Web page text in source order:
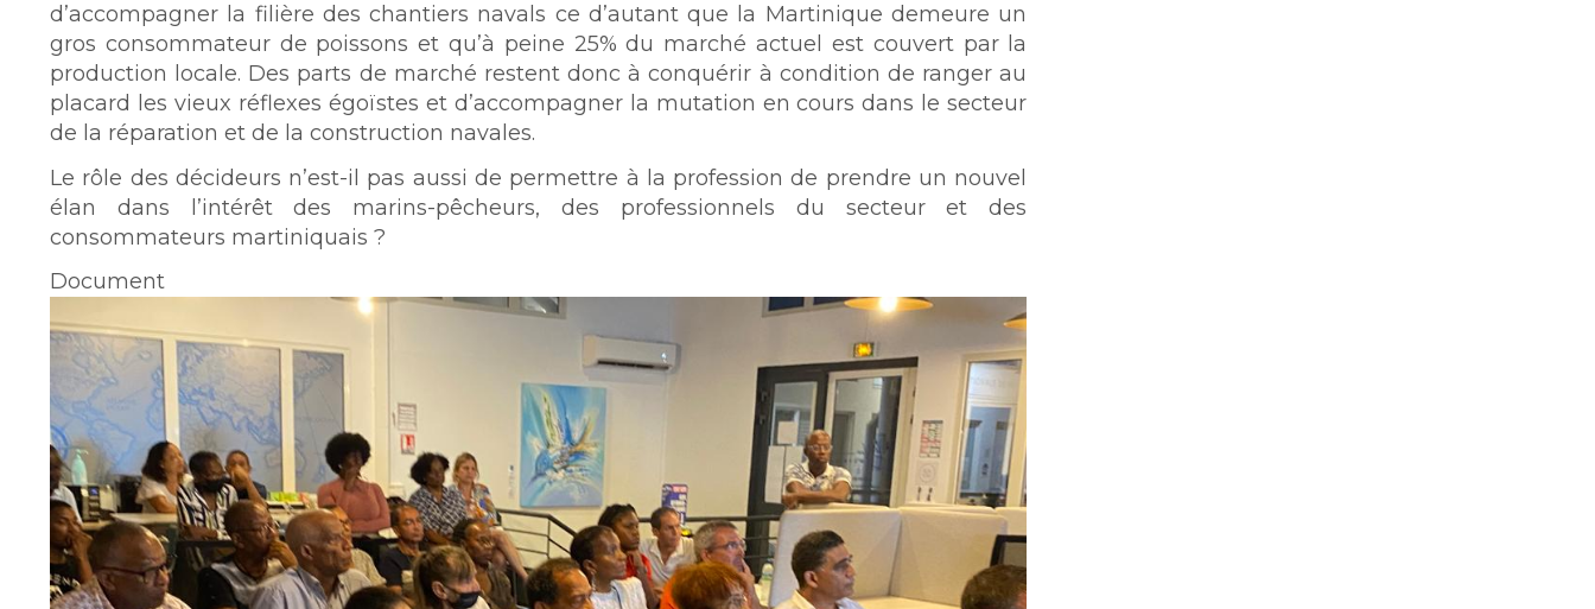
d’accompagner la filière des chantiers navals ce d’autant que la Martinique demeure un
gros consommateur de poissons et qu’à peine 25% du marché actuel est couvert par la
production locale. Des parts de marché restent donc à conquérir à condition de ranger au
placard les vieux réflexes égoïstes et d’accompagner la mutation en cours dans le secteur
de la réparation et de la construction navales.
Le rôle des décideurs n’est-il pas aussi de permettre à la profession de prendre un nouvel
élan dans l’intérêt des marins-pêcheurs, des professionnels du secteur et des
consommateurs martiniquais ?
Document